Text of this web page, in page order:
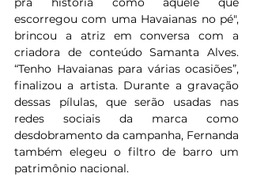
escorregou com uma Havaianas no pé",
brincou a atriz em conversa com a
criadora de conteúdo Samanta Alves.
“Tenho Havaianas para várias ocasiões”,
finalizou a artista. Durante a gravação
dessas pílulas, que serão usadas nas
redes sociais da marca como
desdobramento da campanha, Fernanda
também elegeu o filtro de barro um
patrimônio nacional.